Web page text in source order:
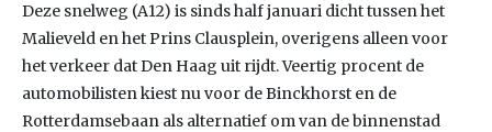
Deze snelweg (A12) is sinds half januari dicht tussen het
Malieveld en het Prins Clausplein, overigens alleen voor
het verkeer dat Den Haag uit rijdt. Veertig procent de
automobilisten kiest nu voor de Binckhorst en de
Rotterdamsebaan als alternatief om van de binnenstad